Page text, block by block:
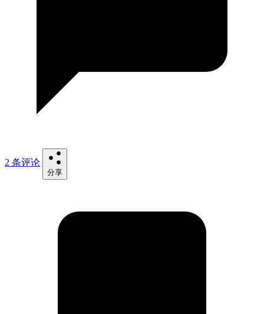
2 条评论
分享